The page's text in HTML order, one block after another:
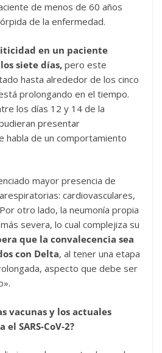
de menos de 60 años
de la enfermedad.
en un paciente
siete días, pero este
hasta alrededor de los cinco
prolongando en el tiempo.
los días 12 y 14 de la
presentar
habla de un comportamiento
mayor presencia de
cardiovasculares,
otro lado, la neumonía propia
severa, lo cual complejiza su
que la convalecencia sea
con Delta, al tener una etapa
aspecto que debe ser
vacunas y los actuales
SARS-CoV-2?